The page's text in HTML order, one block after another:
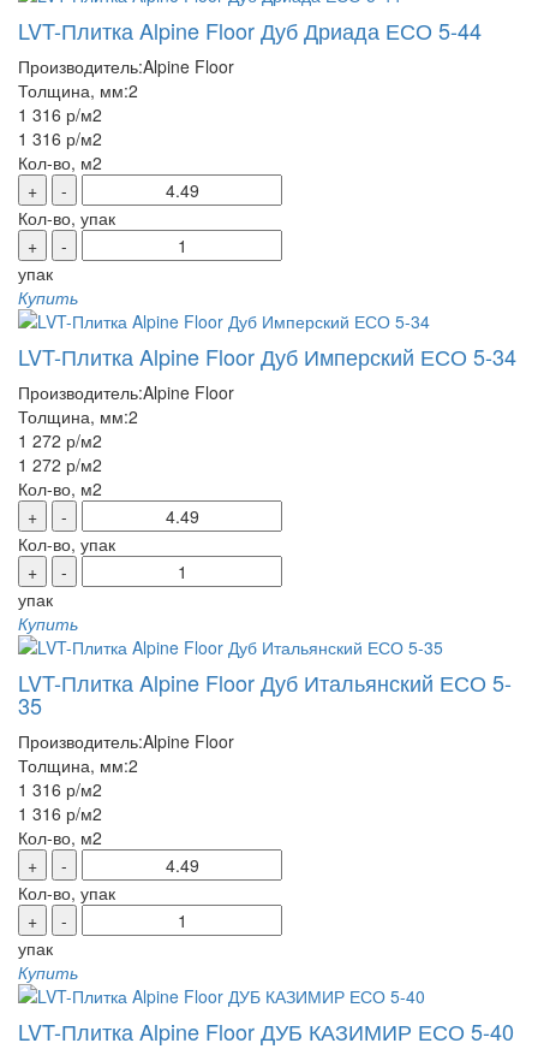
LVT-Плитка Alpine Floor Дуб Дриада ЕСО 5-44
Производитель:Alpine Floor
Толщина, мм:2
1 316 р/м2
1 316 р/м2
Кол-во, м2
+
-
Кол-во, упак
+
-
упак
Купить
LVT-Плитка Alpine Floor Дуб Имперский ЕСО 5-34
Производитель:Alpine Floor
Толщина, мм:2
1 272 р/м2
1 272 р/м2
Кол-во, м2
+
-
Кол-во, упак
+
-
упак
Купить
LVT-Плитка Alpine Floor Дуб Итальянский ЕСО 5-
35
Производитель:Alpine Floor
Толщина, мм:2
1 316 р/м2
1 316 р/м2
Кол-во, м2
+
-
Кол-во, упак
+
-
упак
Купить
LVT-Плитка Alpine Floor ДУБ КАЗИМИР ЕСО 5-40